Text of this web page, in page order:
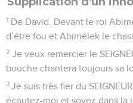
1 De David. Devant le roi
d’être fou et Abimélek le
2 Je veux remercier le
bouche chantera toujours sa
3 Je suis très fier du
écoutez-moi et soyez dans la